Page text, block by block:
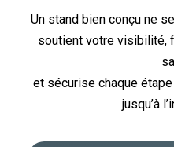
Un stand bien conçu ne
soutient votre visibilité,
et sécurise chaque
jusqu’à